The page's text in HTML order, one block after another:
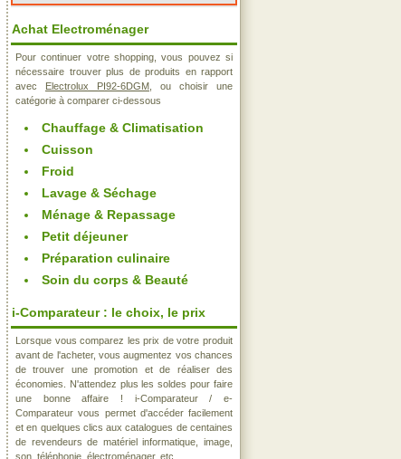
Achat Electroménager
Pour continuer votre shopping, vous pouvez si
nécessaire trouver plus de produits en rapport
avec Electrolux PI92-6DGM , ou choisir une
catégorie à comparer ci-dessous
Chauffage & Climatisation
Cuisson
Froid
Lavage & Séchage
Ménage & Repassage
Petit déjeuner
Préparation culinaire
Soin du corps & Beauté
i-Comparateur : le choix, le prix
Lorsque vous comparez les prix de votre produit
avant de l'acheter, vous augmentez vos chances
de trouver une promotion et de réaliser des
économies. N'attendez plus les soldes pour faire
une bonne affaire ! i-Comparateur / e-
Comparateur vous permet d'accéder facilement
et en quelques clics aux catalogues de centaines
de revendeurs de matériel informatique, image,
son, téléphonie, électroménager, etc..